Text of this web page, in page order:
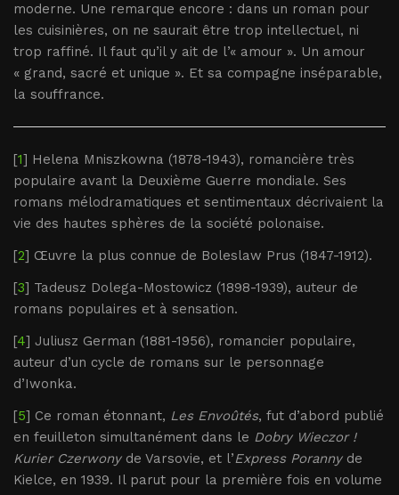
moderne. Une remarque encore : dans un roman pour
les cuisinières, on ne saurait être trop intellectuel, ni
trop raffiné. Il faut qu’il y ait de l’« amour ». Un amour
« grand, sacré et unique ». Et sa compagne inséparable,
la souffrance.
[1] Helena Mniszkowna (1878-1943), romancière très
populaire avant la Deuxième Guerre mondiale. Ses
romans mélodramatiques et sentimentaux décrivaient la
vie des hautes sphères de la société polonaise.
[2] Œuvre la plus connue de Boleslaw Prus (1847-1912).
[3] Tadeusz Dolega-Mostowicz (1898-1939), auteur de
romans populaires et à sensation.
[4] Juliusz German (1881-1956), romancier populaire,
auteur d’un cycle de romans sur le personnage
d’Iwonka.
[5] Ce roman étonnant, Les Envoûtés, fut d’abord publié
en feuilleton simultanément dans le Dobry Wieczor !
Kurier Czerwonyde Varsovie, et l’Express Porannyde
Kielce, en 1939. Il parut pour la première fois en volume